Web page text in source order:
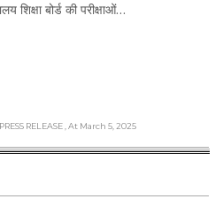
शिक्षा बोर्ड की परीक्षाओं…
RELEASE , At March 5, 2025